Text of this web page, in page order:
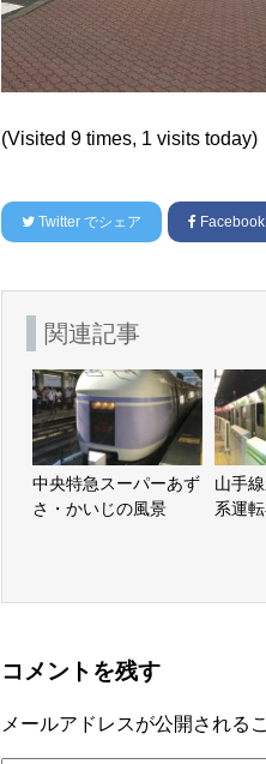
(Visited 9 times, 1 visits today)
Twitter でシェア Facebook
関連記事
中央特急スーパーあず
さ・かいじの風景
山手
系運
コメントを残す
メールアドレスが公開される